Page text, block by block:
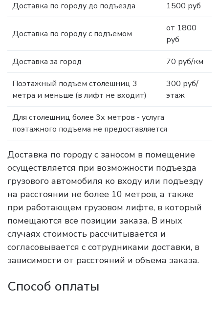
Доставка по городу до подъезда
1500 руб
Доставка по городу с подъемом
от 1800
руб
Доставка за город 70 руб/км
Поэтажный подъем столешниц 3
метра и меньше (в лифт не входит)
300 руб/
этаж
Для столешниц более 3х метров - услуга
поэтажного подъема не предоставляется
Доставка по городу с заносом в помещение
осуществляется при возможности подъезда
грузового автомобиля ко входу или подъезду
на расстоянии не более 10 метров, а также
при работающем грузовом лифте, в который
помещаются все позиции заказа. В иных
случаях стоимость рассчитывается и
согласовывается с сотрудниками доставки, в
зависимости от расстояний и объема заказа.
Способ оплаты